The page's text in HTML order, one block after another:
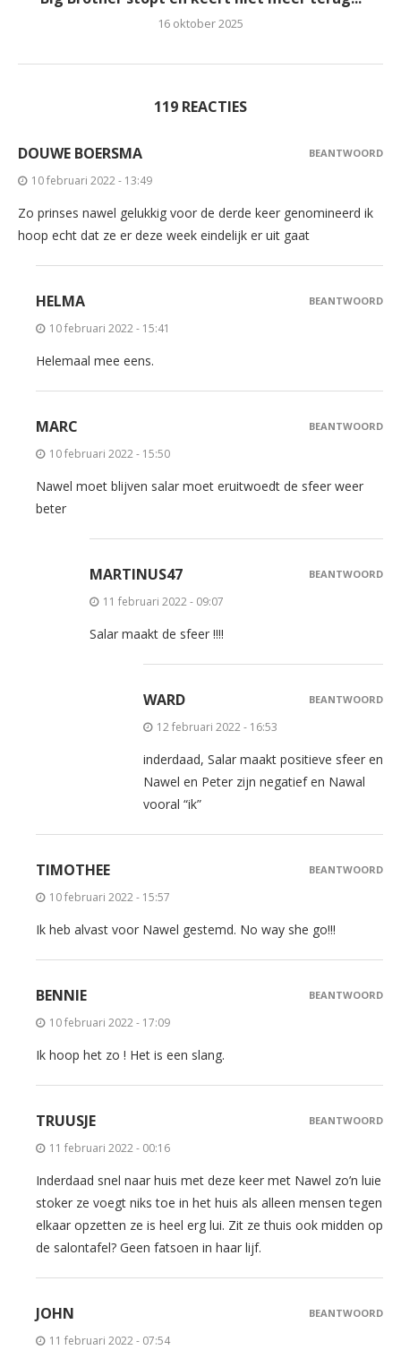
16 oktober 2025
119 REACTIES
DOUWE BOERSMA
10 februari 2022 - 13:49
Zo prinses nawel gelukkig voor de derde keer genomineerd ik
hoop echt dat ze er deze week eindelijk er uit gaat
BEANTWOORD
HELMA
10 februari 2022 - 15:41
Helemaal mee eens.
BEANTWOORD
MARC
10 februari 2022 - 15:50
Nawel moet blijven salar moet eruitwoedt de sfeer weer
beter
BEANTWOORD
MARTINUS47
11 februari 2022 - 09:07
Salar maakt de sfeer !!!!
BEANTWOORD
WARD
12 februari 2022 - 16:53
inderdaad, Salar maakt positieve sfeer en
Nawel en Peter zijn negatief en Nawal
vooral “ik”
BEANTWOORD
TIMOTHEE
10 februari 2022 - 15:57
Ik heb alvast voor Nawel gestemd. No way she go!!!
BEANTWOORD
BENNIE
10 februari 2022 - 17:09
Ik hoop het zo ! Het is een slang.
BEANTWOORD
TRUUSJE
11 februari 2022 - 00:16
Inderdaad snel naar huis met deze keer met Nawel zo’n luie
stoker ze voegt niks toe in het huis als alleen mensen tegen
elkaar opzetten ze is heel erg lui. Zit ze thuis ook midden op
de salontafel? Geen fatsoen in haar lijf.
BEANTWOORD
JOHN
11 februari 2022 - 07:54
BEANTWOORD